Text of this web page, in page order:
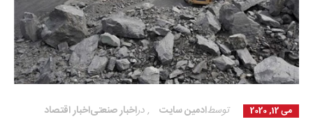
می 12, 2020 ادمین سایتتوسط اخبار اقتصاد , اخبار صنعتیدر